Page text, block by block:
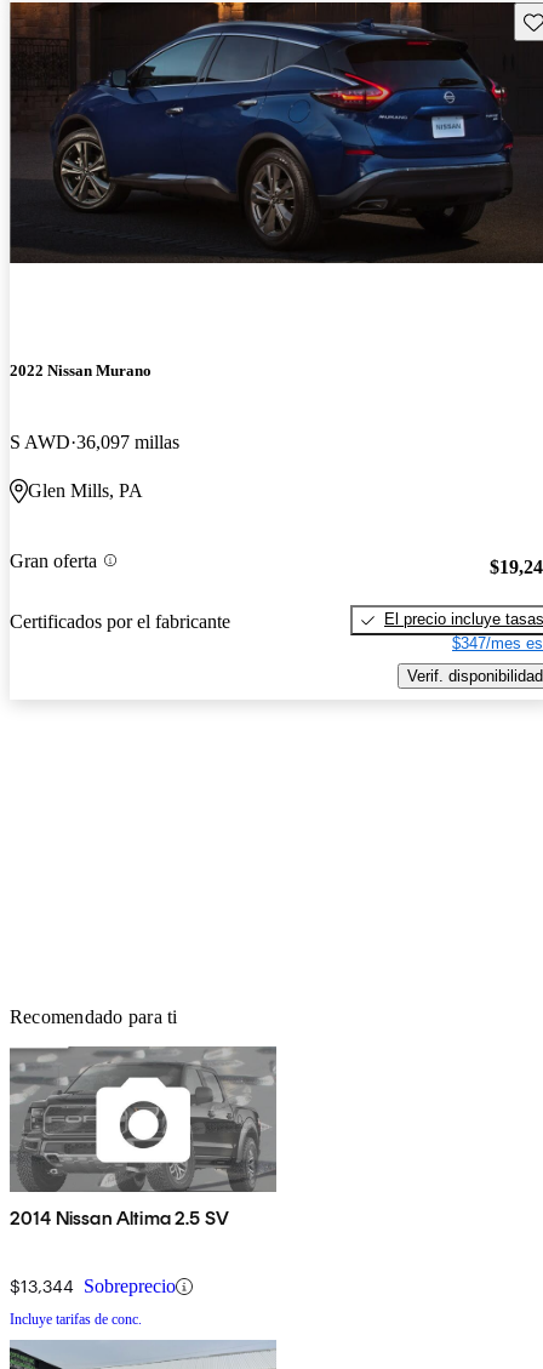
2022 Nissan Murano
S AWD 36,097 millas
Glen Mills, PA
Gran oferta
Certificados por el fabricante
El precio incluye tasas
$347/mes
Verif. disponibilidad
Recomendado para ti
2014 Nissan Altima 2.5 SV
$13,344 Sobreprecio
Incluye tarifas de conc.